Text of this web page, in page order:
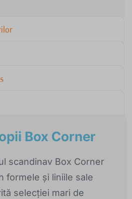
Box Corner
scandinav Box Corner
formele și liniile sale
selecției mari de